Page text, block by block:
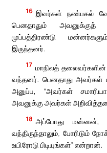
16 இவர்கள் நண்பகல்
பெனதாதும்
முப்பத்திரண்டு
இருந்தனர்.
17 மாநிலத்
வந்தனர். பெனதாது அவர்கள்
அனுப்ப, “அவர்கள்
அவனுக்கு அவர்கள்
18 அப்போது மன்னன்,
வந்திருந்தாலும், போரிடும்
உயிரோடு பிடியுங்கள்” என்றான்.